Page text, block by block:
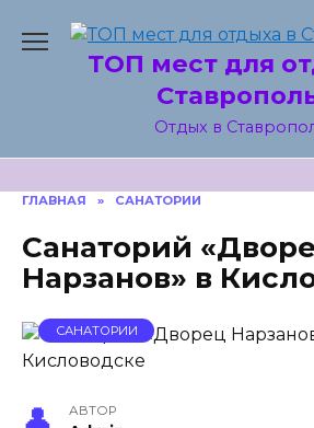
ТОП мест для
Отдых в
ГЛАВНАЯ » САНАТОРИИ
Санаторий
Нарзанов» в
САНАТОРИИ
АВТОР